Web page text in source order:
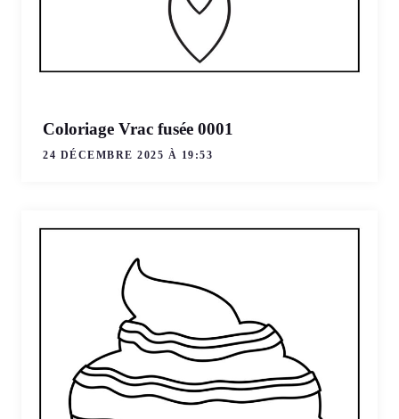
Coloriage Vrac fusée 0001
24 DÉCEMBRE 2025 À 19:53